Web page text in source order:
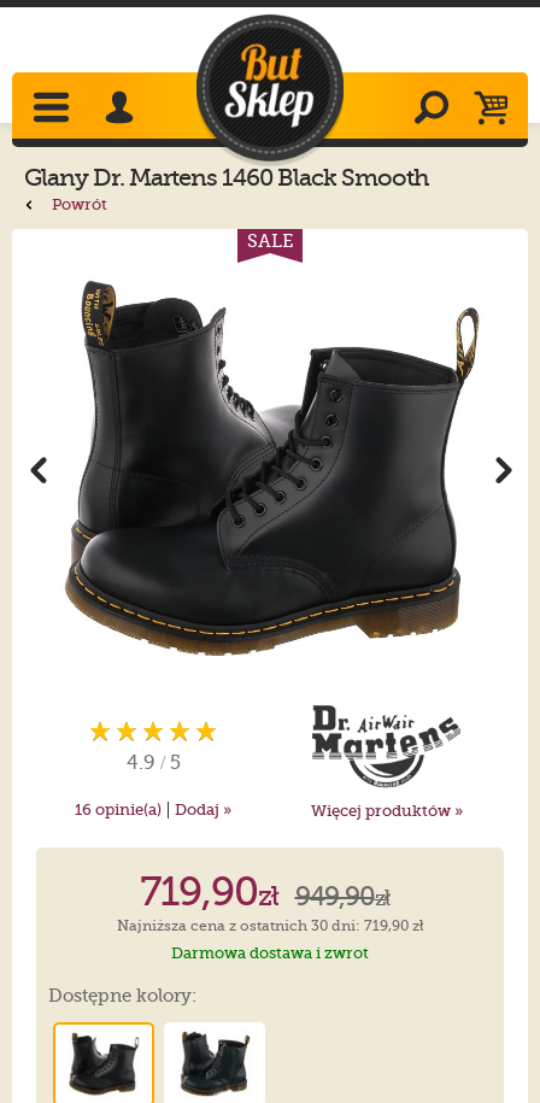
GlanyDr. Martens 1460 Black Smooth
11822006
Powrót
SALE
4.9 / 5
16 opinie(a) | Dodaj » Więcej produktów »
719,90zł 949,90zł
Najniższa cena z ostatnich 30 dni: 719,90 zł
Darmowa dostawa i zwrot
Dostępne kolory: